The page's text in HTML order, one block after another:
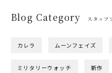
Blog Category スタッフ
カレラ ムーンフェイズ
ミリタリーウォッチ 新作